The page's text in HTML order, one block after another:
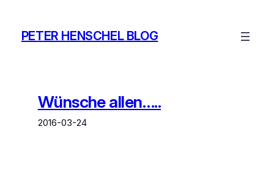
springen
PETER HENSCHEL BLOG
Wünsche allen…..
2016-03-24